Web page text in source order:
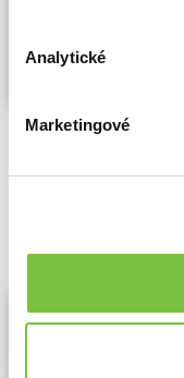
Analytické
Marketingové